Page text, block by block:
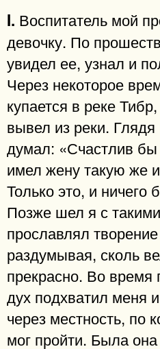
I. Воспитатель мой
девочку. По
увидел ее, узнал и
Через некоторое
купается в реке
вывел из реки. Глядя
думал: «Счастлив
имел жену такую же
Только это, и ничего
Позже шел я с
прославлял
раздумывая, сколь
прекрасно. Во время
дух подхватил меня
через местность, по
мог пройти. Была она